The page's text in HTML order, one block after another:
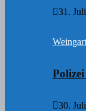
31.
30.